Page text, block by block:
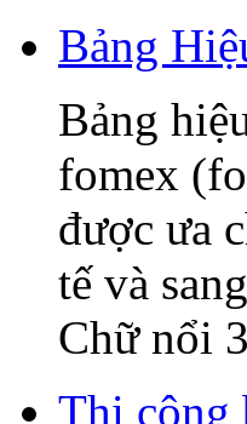
Bảng
Bảng
fomex
được ưa
tế và
Chữ nổi
Thi công